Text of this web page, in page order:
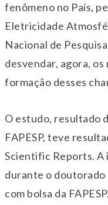
fenômeno no País,
Eletricidade
Nacional de
desvendar, agora,
formação desses
O estudo, resultado
FAPESP, teve
Scientific Reports. A
durante o doutorado
com bolsa da FAPESP.